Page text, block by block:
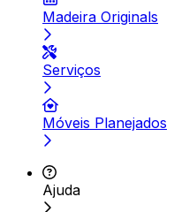
Madeira Originals
Serviços
Móveis Planejados
Ajuda